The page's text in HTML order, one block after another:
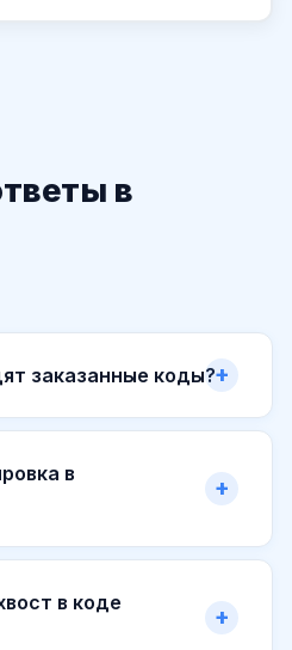
в
заказанные коды?
в
в коде